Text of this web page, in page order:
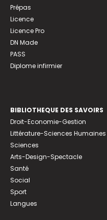
Prépas
Licence
Licence Pro
DN Made
PASS
Diplome infirmier
BIBLIOTHEQUE DES SAVOIRS
Droit-Economie-Gestion
Littérature-Sciences Humaines
Sciences
Arts-Design-Spectacle
Santé
Social
Sport
Langues